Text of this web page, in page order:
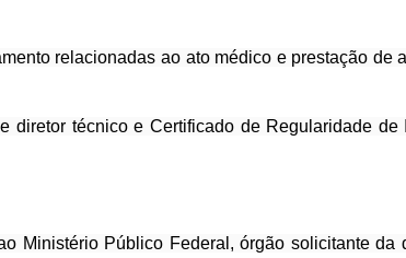
relacionadas ao ato médico e prestação de
diretor técnico e Certificado de Regularidade de
Ministério Público Federal, órgão solicitante da